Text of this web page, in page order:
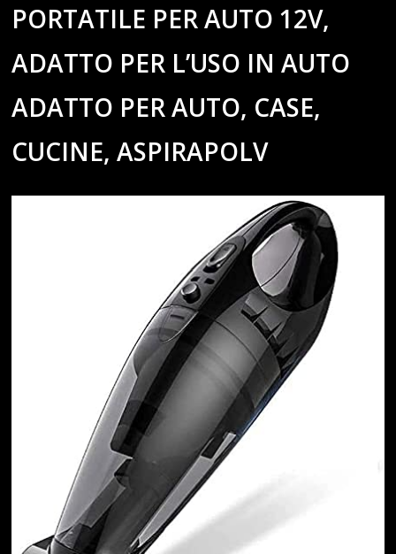
PORTATILE PER AUTO 12V,
ADATTO PER L’USO IN AUTO
ADATTO PER AUTO, CASE,
CUCINE, ASPIRAPOLV